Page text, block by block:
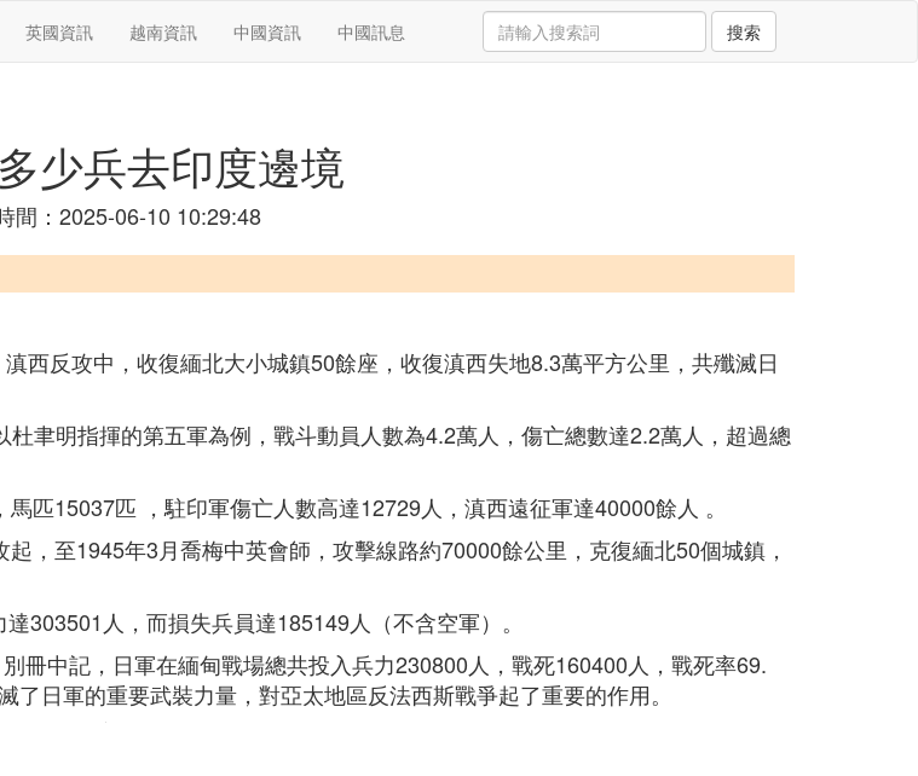
英國資訊 越南資訊 中國資訊 中國訊息 搜索
少兵去印度邊境
間：2025-06-10 10:29:48
西反攻中，收復緬北大小城鎮50餘座，收復滇西失地8.3萬平方公里，共殲滅日
聿明指揮的第五軍為例，戰斗動員人數為4.2萬人，傷亡總數達2.2萬人，超過總
匹15037匹 ，駐印軍傷亡人數高達12729人，滇西遠征軍達40000餘人 。
，至1945年3月喬梅中英會師，攻擊線路約70000餘公里，克復緬北50個城鎮，
303501人，而損失兵員達185149人（不含空軍）。
冊中記，日軍在緬甸戰場總共投入兵力230800人，戰死160400人，戰死率69.
日軍的重要武裝力量，對亞太地區反法西斯戰爭起了重要的作用。